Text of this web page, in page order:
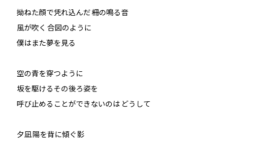
拗ねた顔で凭れ込んだ 柵の鳴る音
風が吹く 合図のように
僕はまた夢を見る
空の青を穿つように
坂を駆けるその後ろ姿を
呼び止めることができないのは どうして
夕凪 陽を背に傾ぐ影